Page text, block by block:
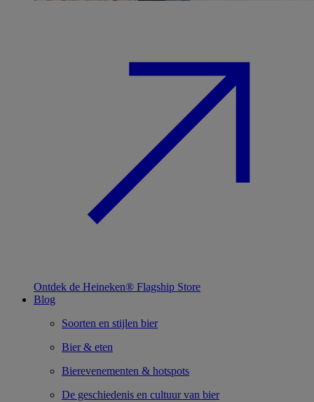
Ontdek de Heineken® Flagship Store
Blog
Soorten en stijlen bier
Bier & eten
Bierevenementen & hotspots
De geschiedenis en cultuur van bier